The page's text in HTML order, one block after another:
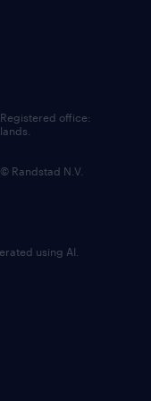
office:
Randstad N.V.
using AI.